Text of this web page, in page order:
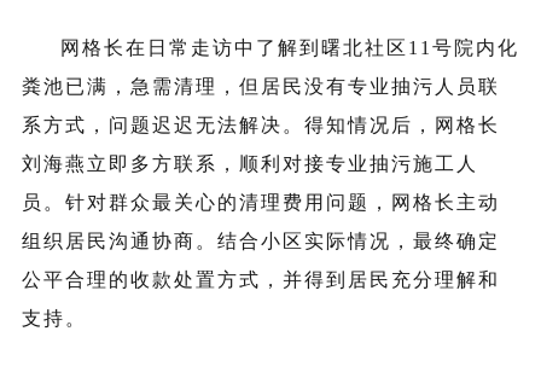
网格长在日常走访中了解到曙北社区 11 号院内化
粪池已满，急需清理，但居民没有专业抽污人员联
系方式，问题迟迟无法解决。得知情况后，网格长
刘 海燕立即多方联系，顺利对接专业抽污施工人
员。针对群众最关心的清理费用问题，网格长主动
组织居民沟通协商。结合小区实际情况，最终确定
公平合理的收款处置方式，并得到居民充分理解和
支持。